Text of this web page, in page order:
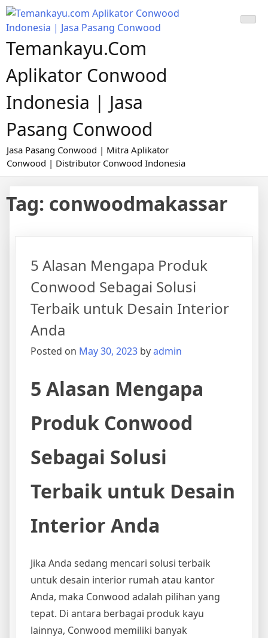
Skip
to
content
Temankayu.com
Aplikator Conwood
Indonesia | Jasa
Pasang Conwood
Jasa Pasang Conwood | Mitra Aplikator
Conwood | Distributor Conwood Indonesia
Tag: conwoodmakassar
5 Alasan Mengapa Produk
Conwood Sebagai Solusi
Terbaik untuk Desain Interior
Anda
Posted on May 30, 2023 byadmin
5 Alasan Mengapa
Produk Conwood
Sebagai Solusi
Terbaik untuk Desain
Interior Anda
Jika Anda sedang mencari solusi terbaik
untuk desain interior rumah atau kantor
Anda, maka Conwood adalah pilihan yang
tepat. Di antara berbagai produk kayu
lainnya, Conwood memiliki banyak